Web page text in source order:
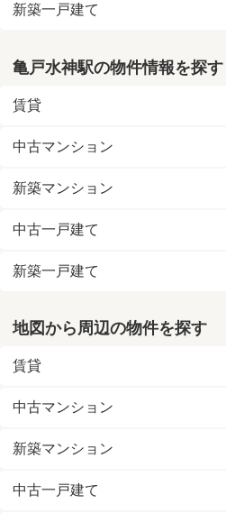
新築一戸建て
亀戸水神駅の物件情報を探す
賃貸
中古マンション
新築マンション
中古一戸建て
新築一戸建て
地図から周辺の物件を探す
賃貸
中古マンション
新築マンション
中古一戸建て